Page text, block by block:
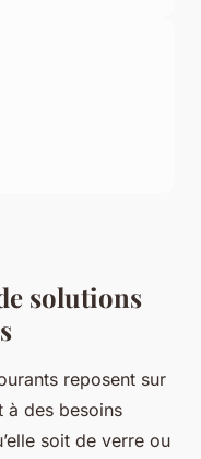
solutions
reposent sur
à des besoins
soit de verre ou